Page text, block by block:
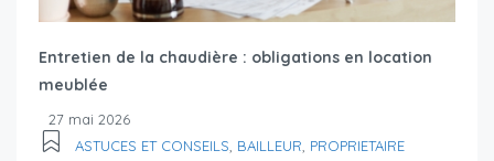
Entretien de la chaudière : obligations en location
meublée
27 mai 2026
ASTUCES ET CONSEILS BAILLEUR PROPRIETAIRE